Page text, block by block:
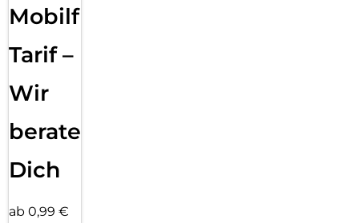
Schnellladetechnik ist dieses multifunktionale Lanyard die
griffbereit halten möchten – ohne Kompromisse bei
Komfort oder Ästhetik.
Mobilfunk
Tarif –
Wir
beraten
Dich
ab 0,99 €